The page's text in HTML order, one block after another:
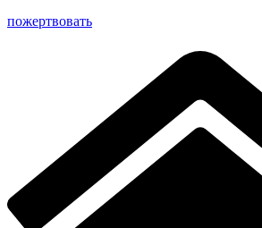
пoжертвовать